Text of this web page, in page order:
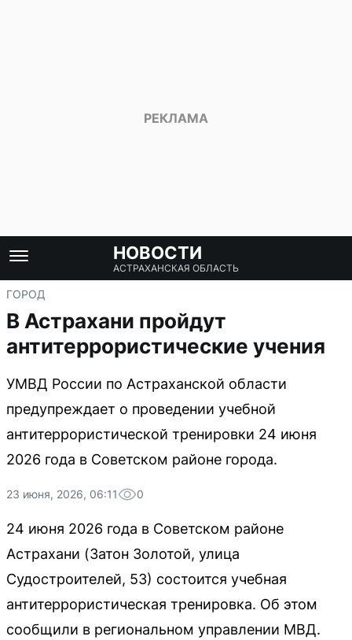
НОВОСТИ
АСТРАХАНСКАЯ ОБЛАСТЬ
ГОРОД
В Астрахани пройдут
антитеррористические учения
УМВД России по Астраханской области
предупреждает о проведении учебной
антитеррористической тренировки 24 июня
2026 года в Советском районе города.
23 июня, 2026, 06:11 0
24 июня 2026 года в Советском районе
Астрахани (Затон Золотой, улица
Судостроителей, 53) состоится учебная
антитеррористическая тренировка. Об этом
сообщили в региональном управлении МВД.